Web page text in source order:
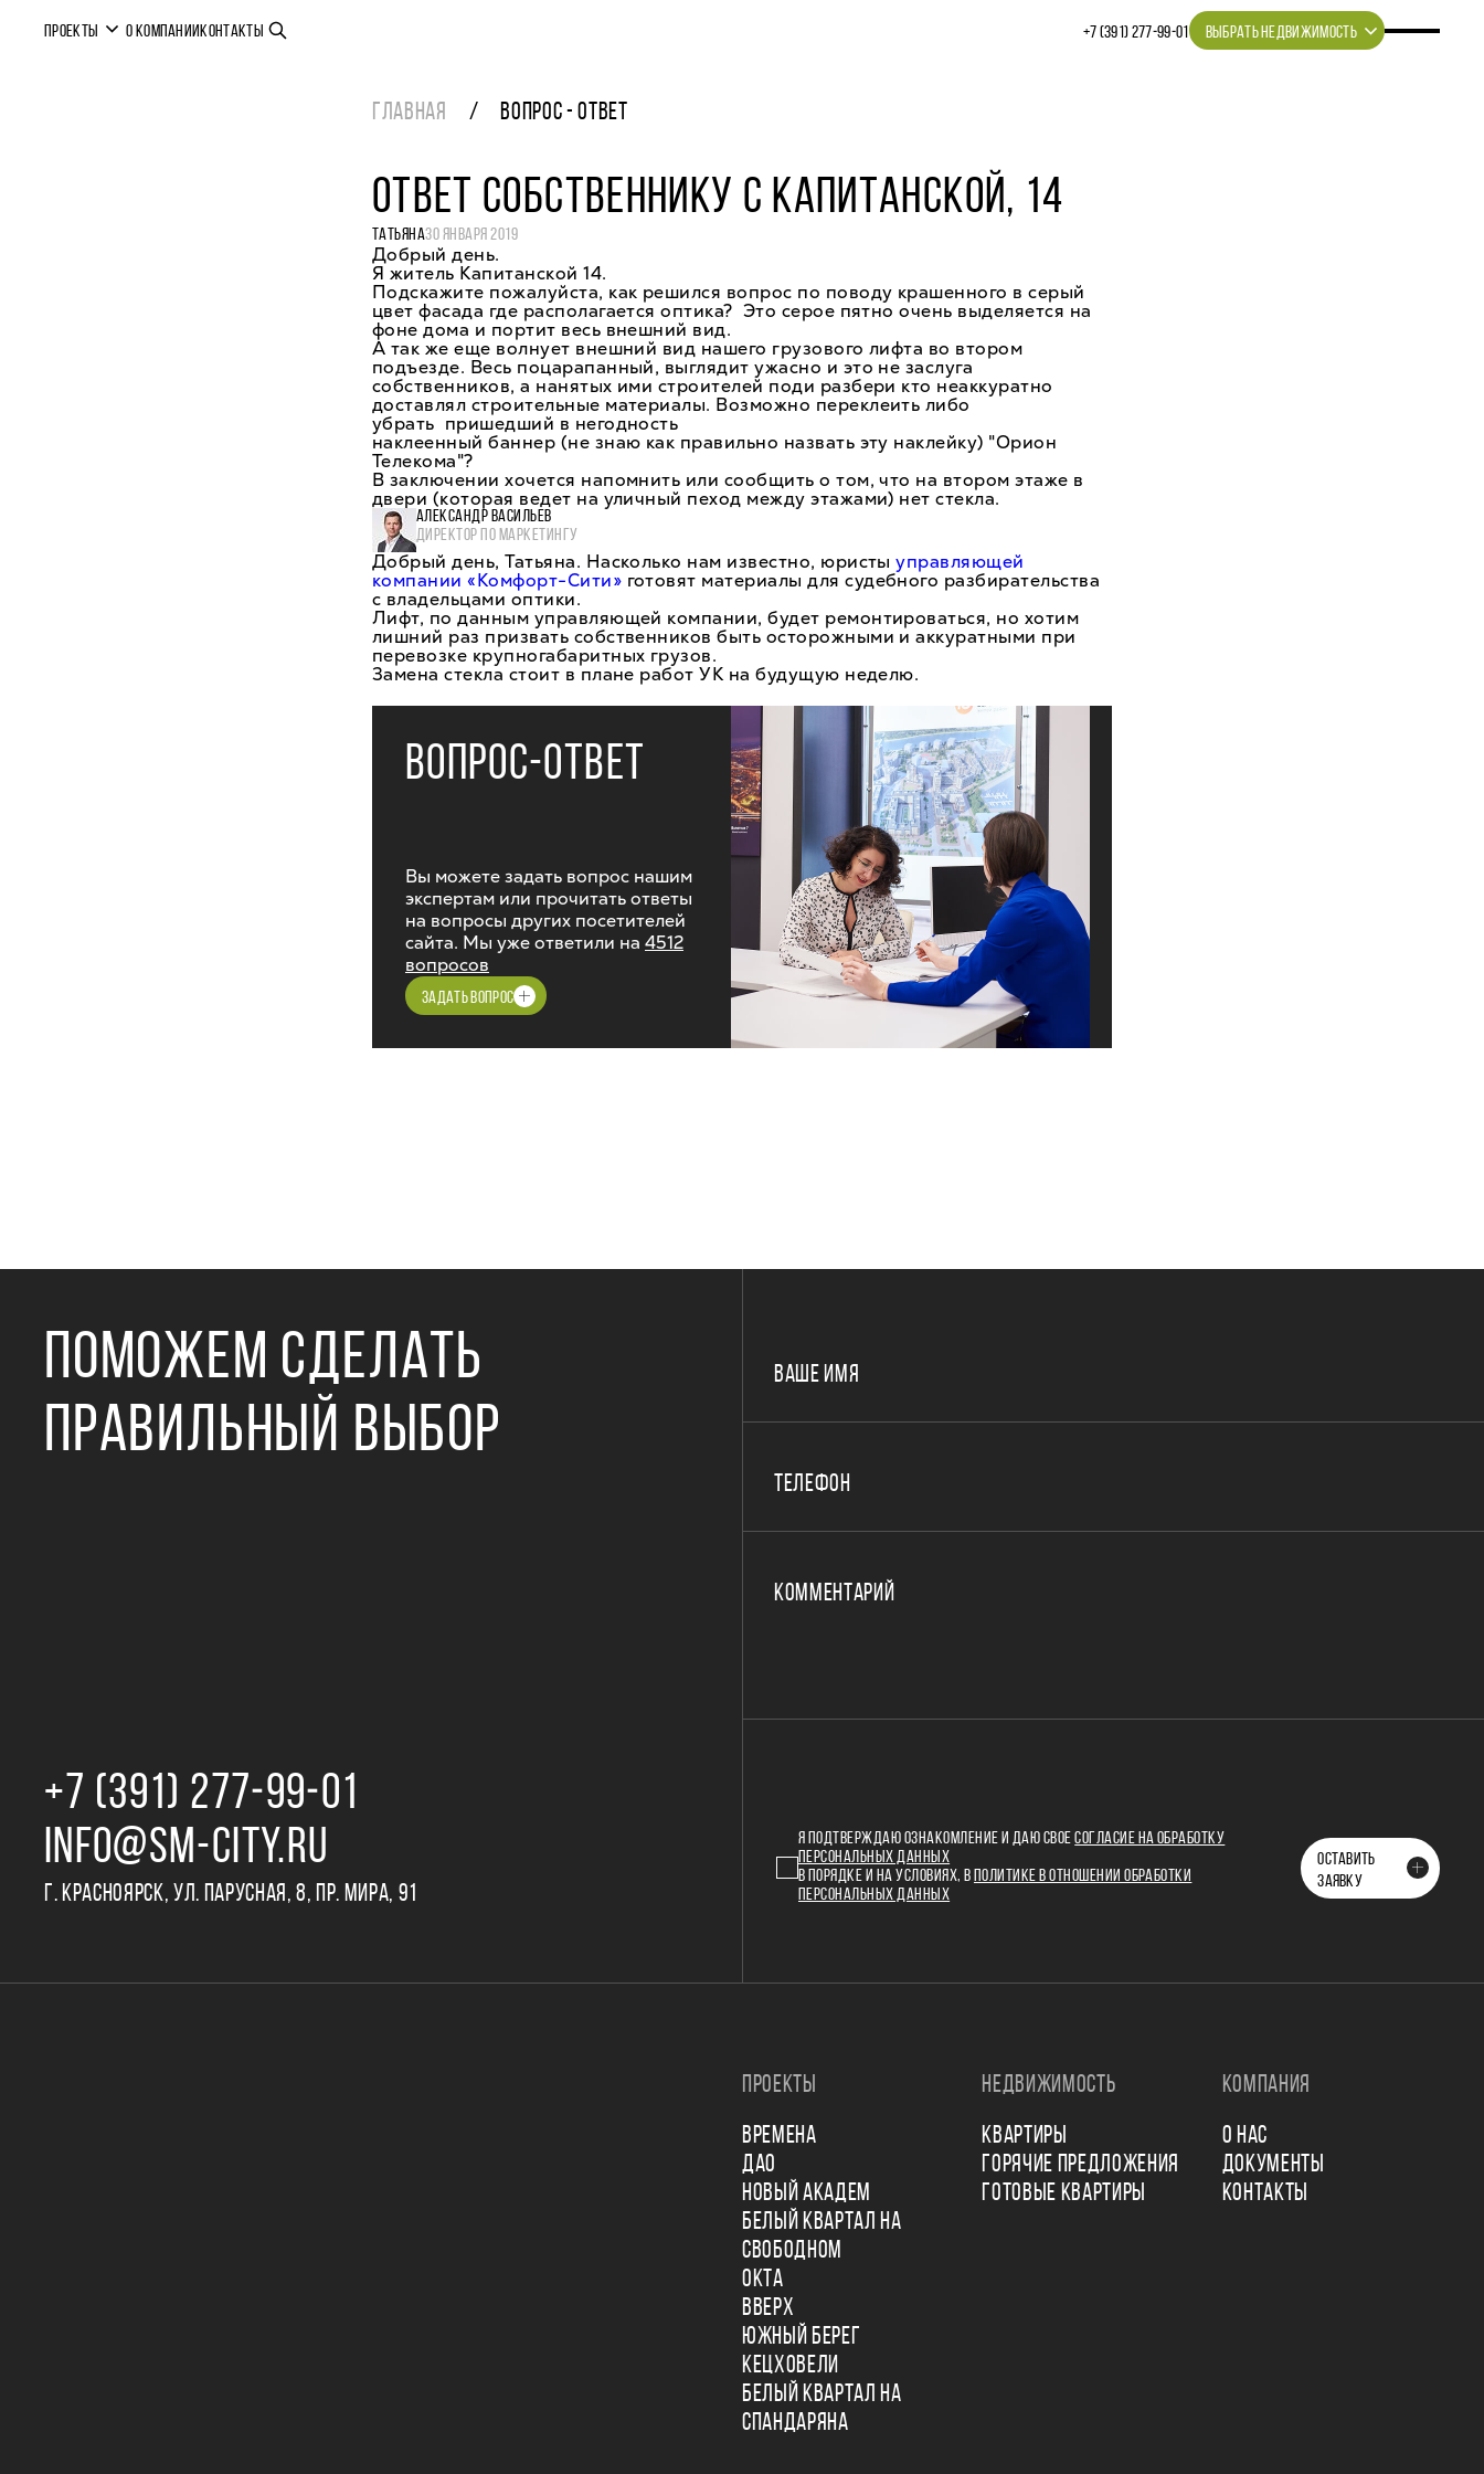
ПРОЕКТЫ О КОМПАНИИКОНТАКТЫ +7 (391) 277‒99‒01 ВЫБРАТЬ НЕДВИЖИМОСТЬ
ГЛАВНАЯ ВОПРОС - ОТВЕТ
ОТВЕТ СОБСТВЕННИКУ С КАПИТАНСКОЙ, 14
ТАТЬЯНА30 ЯНВАРЯ 2019
Добрый день.
Я житель Капитанской 14.
Подскажите пожалуйста, как решился вопрос по поводу крашенного в серый
цвет фасада где располагается оптика? Это серое пятно очень выделяется на
фоне дома и портит весь внешний вид.
А так же еще волнует внешний вид нашего грузового лифта во втором
подъезде. Весь поцарапанный, выглядит ужасно и это не заслуга
собственников, а нанятых ими строителей поди разбери кто неаккуратно
доставлял строительные материалы. Возможно переклеить либо
убрать пришедший в негодность
наклеенный баннер (не знаю как правильно назвать эту наклейку) "Орион
Телекома"?
В заключении хочется напомнить или сообщить о том, что на втором этаже в
двери (которая ведет на уличный пеход между этажами) нет стекла.
АЛЕКСАНДР ВАСИЛЬЕВ
ДИРЕКТОР ПО МАРКЕТИНГУ
Добрый день, Татьяна. Насколько нам известно, юристыуправляющей
компании «Комфорт-Сити» готовят материалы для судебного разбирательства
с владельцами оптики.
Лифт, по данным управляющей компании, будет ремонтироваться, но хотим
лишний раз призвать собственников быть осторожными и аккуратными при
перевозке крупногабаритных грузов.
Замена стекла стоит в плане работ УК на будущую неделю.
ВОПРОС-ОТВЕТ
Вы можете задать вопрос нашим
экспертам или прочитать ответы
на вопросы других посетителей
сайта. Мы уже ответили на 4512
вопросов
ЗАДАТЬ ВОПРОС
ПОМОЖЕМ СДЕЛАТЬ
ПРАВИЛЬНЫЙ ВЫБОР
+7 (391) 277‒99‒01
INFO@SM-CITY.RU
Г. КРАСНОЯРСК, УЛ. ПАРУСНАЯ, 8, ПР. МИРА, 91
ВАШЕ ИМЯ
ТЕЛЕФОН
КОММЕНТАРИЙ
Я ПОДТВЕРЖДАЮ ОЗНАКОМЛЕНИЕ И ДАЮ СВОЕСОГЛАСИЕ НА ОБРАБОТКУ
ПЕРСОНАЛЬНЫХ ДАННЫХ
В ПОРЯДКЕ И НА УСЛОВИЯХ, В
ПОЛИТИКЕ В ОТНОШЕНИИ ОБРАБОТКИ
ПЕРСОНАЛЬНЫХ ДАННЫХ
ОСТАВИТЬ
ЗАЯВКУ
ПРОЕКТЫ
ВРЕМЕНА
ДАО
НОВЫЙ АКАДЕМ
БЕЛЫЙ КВАРТАЛ НА
СВОБОДНОМ
ОКТА
ВВЕРХ
ЮЖНЫЙ БЕРЕГ
КЕЦХОВЕЛИ
БЕЛЫЙ КВАРТАЛ НА
СПАНДАРЯНА
НЕДВИЖИМОСТЬ
КВАРТИРЫ
ГОРЯЧИЕ ПРЕДЛОЖЕНИЯ
ГОТОВЫЕ КВАРТИРЫ
КОМПАНИЯ
О НАС
ДОКУМЕНТЫ
КОНТАКТЫ